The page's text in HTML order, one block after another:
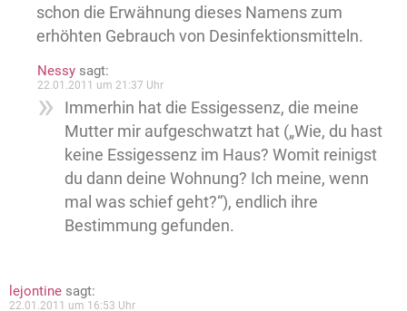
schon die Erwähnung dieses Namens zum
erhöhten Gebrauch von Desinfektionsmitteln.
Nessy sagt:
22.01.2011 um 21:37 Uhr
Immerhin hat die Essigessenz, die meine
Mutter mir aufgeschwatzt hat („Wie, du hast
keine Essigessenz im Haus? Womit reinigst
du dann deine Wohnung? Ich meine, wenn
mal was schief geht?“), endlich ihre
Bestimmung gefunden.
lejontine sagt:
22.01.2011 um 16:53 Uhr